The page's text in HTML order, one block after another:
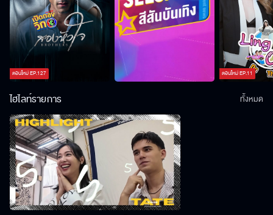
ตอนใหม่EP.127 ตอนใหม่EP.11
ไฮไลท์รายการ ทั้งหมด